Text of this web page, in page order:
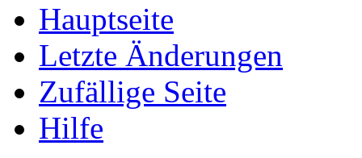
Hauptseite
Letzte Änderungen
Zufällige Seite
Hilfe